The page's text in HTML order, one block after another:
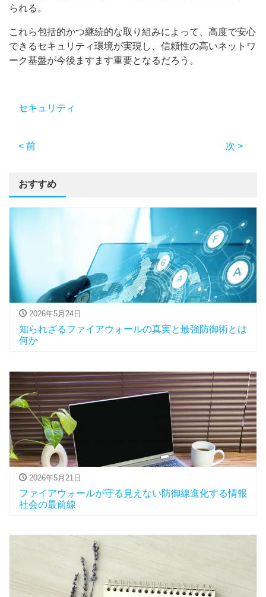
られる。
これら包括的かつ継続的な取り組みによって、高度で安心
できるセキュリティ環境が実現し、信頼性の高いネットワ
ーク基盤が今後ますます重要となるだろう。
セキュリティ
< 前 次 >
おすすめ
2026年5月24日
知られざるファイアウォールの真実と最強防御術とは
何か
2026年5月21日
ファイアウォールが守る見えない防御線進化する情報
社会の最前線